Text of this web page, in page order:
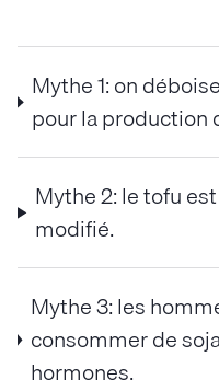
Mythe 1: on
pour la production
Mythe 2: le tofu
modifié.
Mythe 3: les
consommer de
hormones.